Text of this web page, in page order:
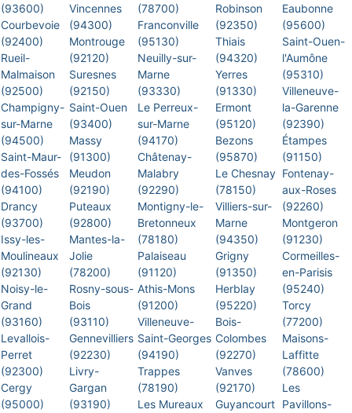
(93600)
Courbevoie
(92400)
Rueil-
Malmaison
(92500)
Champigny-
sur-Marne
(94500)
Saint-Maur-
des-Fossés
(94100)
Drancy
(93700)
Issy-les-
Moulineaux
(92130)
Noisy-le-
Grand
(93160)
Levallois-
Perret
(92300)
Cergy
(95000)
Vincennes
(94300)
Montrouge
(92120)
Suresnes
(92150)
Saint-Ouen
(93400)
Massy
(91300)
Meudon
(92190)
Puteaux
(92800)
Mantes-la-
Jolie
(78200)
Rosny-sous-
Bois
(93110)
Gennevilliers
(92230)
Livry-
Gargan
(93190)
(78700)
Franconville
(95130)
Neuilly-sur-
Marne
(93330)
Le Perreux-
sur-Marne
(94170)
Châtenay-
Malabry
(92290)
Montigny-le-
Bretonneux
(78180)
Palaiseau
(91120)
Athis-Mons
(91200)
Villeneuve-
Saint-Georges
(94190)
Trappes
(78190)
Les Mureaux
Robinson
(92350)
Thiais
(94320)
Yerres
(91330)
Ermont
(95120)
Bezons
(95870)
Le Chesnay
(78150)
Villiers-sur-
Marne
(94350)
Grigny
(91350)
Herblay
(95220)
Bois-
Colombes
(92270)
Vanves
(92170)
Guyancourt
Eaubonne
(95600)
Saint-Ouen-
l'Aumône
(95310)
Villeneuve-
la-Garenne
(92390)
Étampes
(91150)
Fontenay-
aux-Roses
(92260)
Montgeron
(91230)
Cormeilles-
en-Parisis
(95240)
Torcy
(77200)
Maisons-
Laffitte
(78600)
Les
Pavillons-